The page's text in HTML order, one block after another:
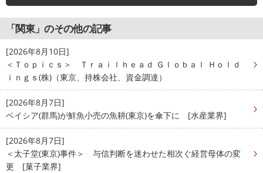
「関東」のその他の記事
[2026年8月10日]
＜Ｔｏｐｉｃｓ＞ Ｔｒａｉｌｈｅａｄ Ｇｌｏｂａｌ Ｈｏｌｄ
ｉｎｇｓ(株)（東京、持株会社、資金調達）
[2026年8月7日]
ベイシア(群馬)が鮮魚小売の魚耕(東京)を傘下に [水産業界]
[2026年8月7日]
＜太子堂(東京)事件＞ 与信判断を迷わせた相次ぐ経営母体の変
更 [菓子業界]